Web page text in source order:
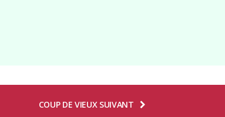
COUP DE VIEUX SUIVANT